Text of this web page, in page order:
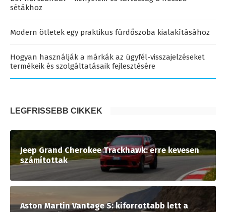
sétákhoz
Modern ötletek egy praktikus fürdőszoba kialakításához
Hogyan használják a márkák az ügyfél-visszajelzéseket
termékeik és szolgáltatásaik fejlesztésére
LEGFRISSEBB CIKKEK
Jeep Grand Cherokee Trackhawk: erre kevesen
számítottak
Aston Martin Vantage S: kiforrottabb lett a